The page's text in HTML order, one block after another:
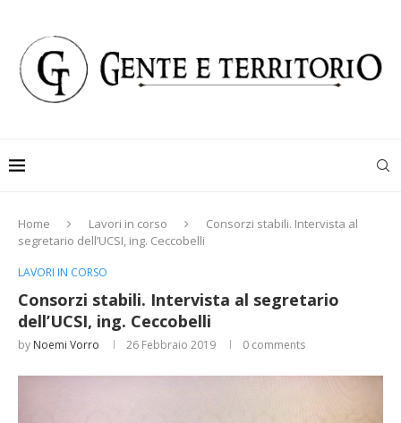
Home Lavori in corso
Consorzi stabili. Intervista al
segretario dell’UCSI, ing. Ceccobelli
LAVORI IN CORSO
Consorzi stabili. Intervista al segretario
dell’UCSI, ing. Ceccobelli
by Noemi Vorro 26 Febbraio 2019 0 comments